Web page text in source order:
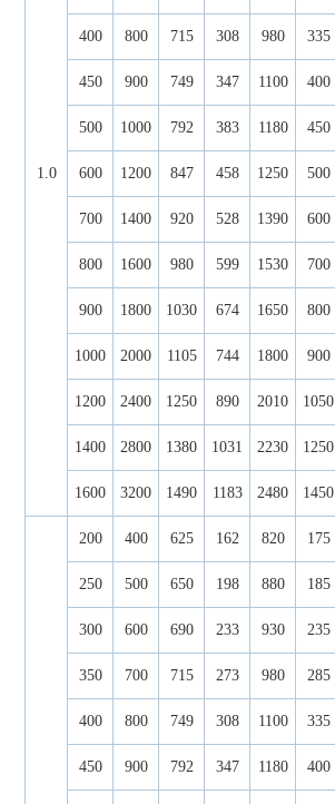
1.0
400 800 715 308 980 335
450 900 749 347 1100 400
500 1000 792 383 1180 450
600 1200 847 458 1250 500
700 1400 920 528 1390 600
800 1600 980 599 1530 700
900 1800 1030 674 1650 800
1000 2000 1105 744 1800 900
1200 2400 1250 890 2010 1050
1400 2800 1380 1031 2230 1250
1600 3200 1490 1183 2480 1450
200 400 625 162 820 175
250 500 650 198 880 185
300 600 690 233 930 235
350 700 715 273 980 285
400 800 749 308 1100 335
450 900 792 347 1180 400